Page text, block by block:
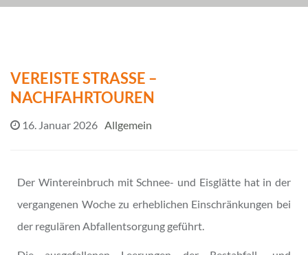
VEREISTE STRASSE – N
ACHFAHRTOUREN
16. Januar 2026 Allgemein
Der Wintereinbruch mit Schnee- und Eisglätte hat in der
vergangenen Woche zu erheblichen Einschränkungen bei
der regulären Abfallentsorgung geführt.